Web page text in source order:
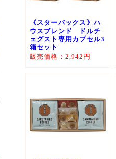
《スターバックス》ハ
ウスブレンド ドルチ
ェグスト専用カプセル3
箱セット
販売価格：2,942円